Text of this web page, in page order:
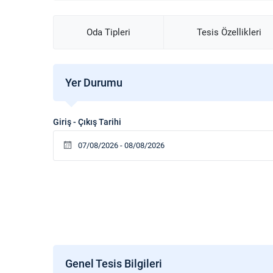
bir tatil arayanlar için dört mevsim tercih
Oda Tipleri Tesis Özellikleri
Yer Durumu
Giriş - Çıkış Tarihi
Genel Tesis Bilgileri